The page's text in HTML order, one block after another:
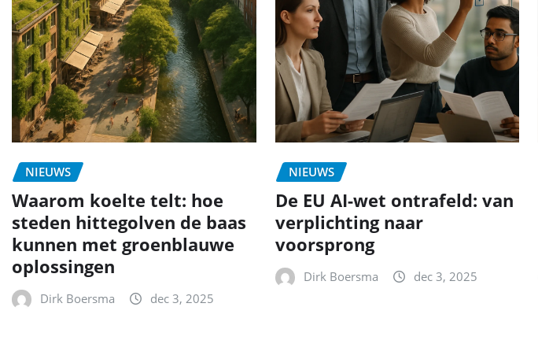
NIEUWS
Waarom koelte telt: hoe
steden hittegolven de baas
kunnen met groenblauwe
oplossingen
Dirk Boersma dec 3, 2025
NIEUWS
De EU AI-wet ontrafeld: van
verplichting naar
voorsprong
Dirk Boersma dec 3, 2025